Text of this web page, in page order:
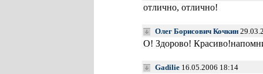
отлично, отлично!
Олег Борисович Кочкин
О! Здорово!
Gadilie 16.05.2006 18:14